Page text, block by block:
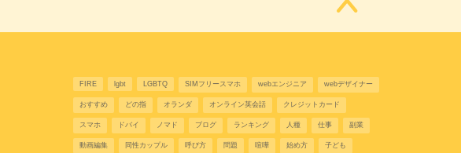
FIRE lgbt LGBTQ SIMフリースマホ webエンジニア webデザイナー
おすすめ どの指 オランダ オンライン英会話 クレジットカード
スマホ ドバイ ノマド ブログ ランキング 人種 仕事 副業
動画編集 同性カップル 呼び方 問題 喧嘩 始め方 子ども